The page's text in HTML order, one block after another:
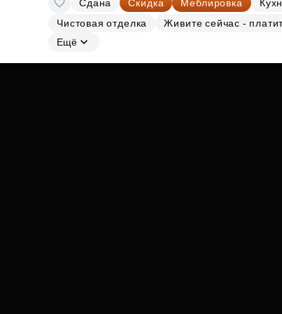
Субсидии
Сдана Скидка Меблировка
Чистовая отделка
Живите сейчас -
Ещё